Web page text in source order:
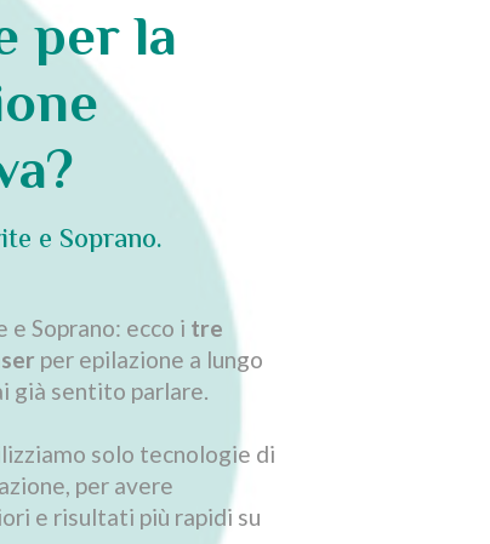
per la
e Soprano.
Soprano: ecco i tre
per epilazione a lungo
già sentito parlare.
solo tecnologie di
per avere
e risultati più rapidi su